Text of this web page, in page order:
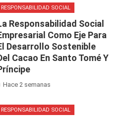
RESPONSABILIDAD SOCIAL
Responsabilidad Social
Como Eje Para
Desarrollo Sostenible
Cacao En Santo Tomé Y
Hace 2 semanas
RESPONSABILIDAD SOCIAL